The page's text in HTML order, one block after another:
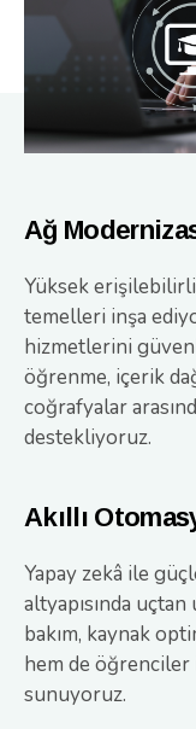
Ağ
Yüksek
temelleri inşa
hizmetlerini
öğrenme, içerik
coğrafyalar
destekliyoruz.
Akıllı
Yapay zekâ ile
altyapısında
bakım, kaynak
hem de öğrenciler
sunuyoruz.